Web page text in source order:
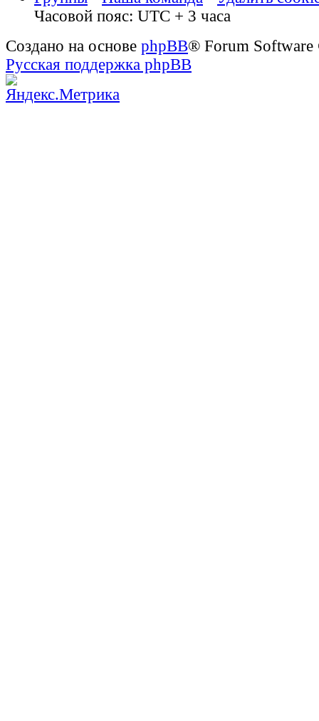
Часовой пояс: UTC + 3 часа
Создано на основе phpBB® Forum
Русская поддержка phpBB